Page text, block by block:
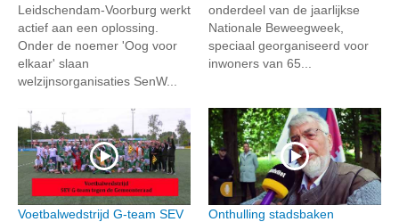
Leidschendam-Voorburg werkt
actief aan een oplossing.
Onder de noemer 'Oog voor
elkaar' slaan
welzijnsorganisaties SenW...
onderdeel van de jaarlijkse
Nationale Beweegweek,
speciaal georganiseerd voor
inwoners van 65...
Voetbalwedstrijd G-team SEV
Onthulling stadsbaken